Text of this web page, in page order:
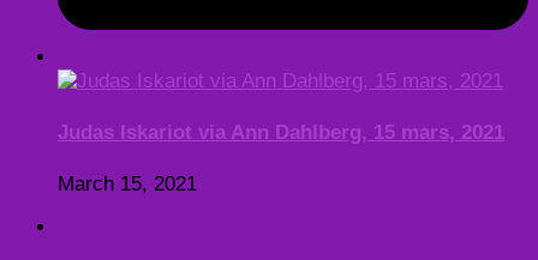
Judas Iskariot via Ann Dahlberg, 15 mars, 2021
March 15, 2021